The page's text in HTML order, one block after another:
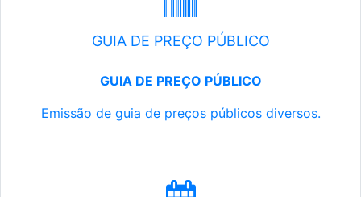
GUIA DE PREÇO PÚBLICO
GUIA DE PREÇO PÚBLICO
Emissão de guia de preços públicos diversos.